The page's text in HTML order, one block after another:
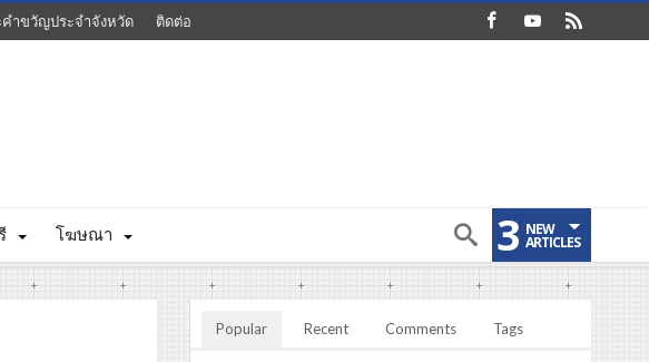
ำขวัญประจำจังหวัด ติดต่อ
โฆษณา 3 NEW
ARTICLES
Popular Recent Comments Tags